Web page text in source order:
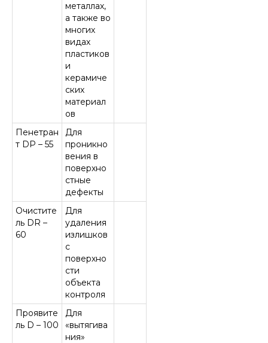
металлах,
а также во
многих
видах
пластиков
и
керамиче
ских
материал
ов
Пенетран
т DP – 55
Для
проникно
вения в
поверхно
стные
дефекты
Очистите
ль DR –
60
Для
удаления
излишков
с
поверхно
сти
объекта
контроля
Проявите
ль D – 100
Для
«вытягива
ния»